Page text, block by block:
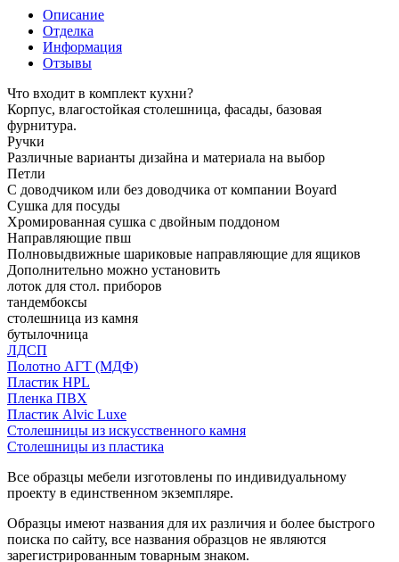
Описание
Отделка
Информация
Отзывы
Что входит в комплект кухни?
Корпус, влагостойкая столешница, фасады, базовая
фурнитура.
Ручки
Различные варианты дизайна и материала на выбор
Петли
С доводчиком или без доводчика от компании Boyard
Сушка для посуды
Хромированная сушка с двойным поддоном
Направляющие пвш
Полновыдвижные шариковые направляющие для ящиков
Дополнительно можно установить
лоток для стол. приборов
тандембоксы
столешница из камня
бутылочница
ЛДСП
Полотно АГТ (МДФ)
Пластик HPL
Пленка ПВХ
Пластик Alvic Luxe
Столешницы из искусственного камня
Столешницы из пластика
Все образцы мебели изготовлены по индивидуальному
проекту в единственном экземпляре.
Образцы имеют названия для их различия и более быстрого
поиска по сайту, все названия образцов не являются
зарегистрированным товарным знаком.